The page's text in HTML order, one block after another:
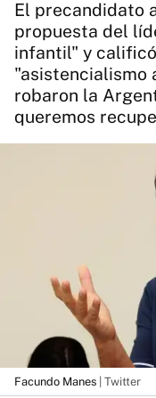
Exitoina
Diario del Juicio
El precandidato
propuesta del
infantil" y
"asistencialismo
robaron la
queremos
Facundo Manes | Twitter